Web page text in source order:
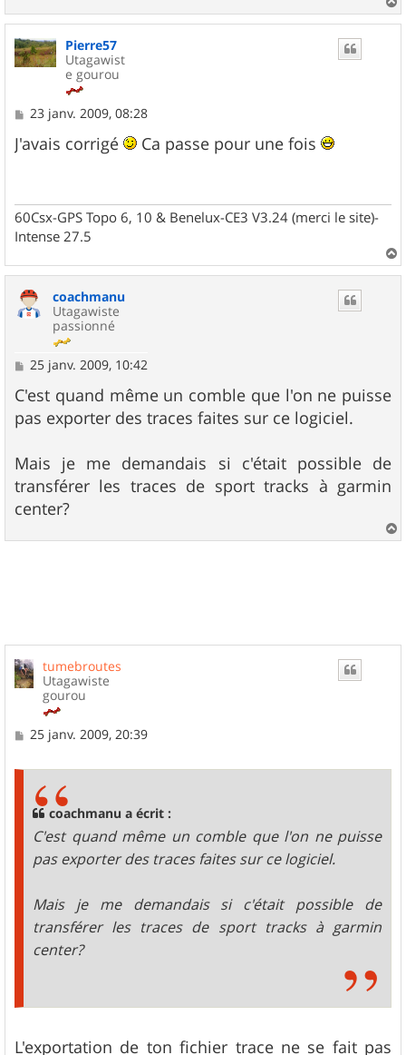
e
a
Pierre57
Utagawist
e gourou
M
s
s
23 janv. 2009, 08:28
J'avais corrigé Ca passe pour une fois
60Csx-GPS Topo 6, 10 & Benelux-CE3 V3.24 (merci le site)-
Intense 27.5
a
coachmanu
Utagawiste
passionné
M
s
s
a
25 janv. 2009, 10:42
C'est quand même un comble que l'on ne puisse
pas exporter des traces faites sur ce logiciel.
Mais je me demandais si c'était possible de
transférer les traces de sport tracks à garmin
center?
a
tumebroutes
Utagawiste
gourou
M
25 janv. 2009, 20:39
coachmanu a écrit :
C'est quand même un comble que l'on ne puisse
pas exporter des traces faites sur ce logiciel.
Mais je me demandais si c'était possible de
transférer les traces de sport tracks à garmin
center?
L'exportation de ton fichier trace ne se fait pas